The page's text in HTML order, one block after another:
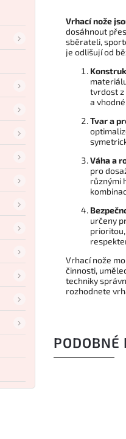
Vrhací nože
dosáhnout
sběrateli,
je odlišují od
tvrdost z
a
Tvar a
Váha a
pro
různými
určeny
Vrhací nože
činnosti,
techniky
rozhodnete
PODOBNÉ